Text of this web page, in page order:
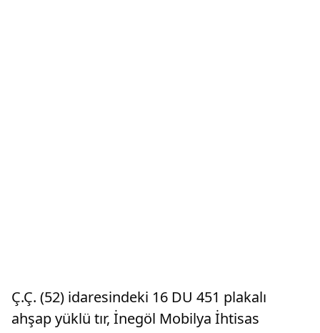
Ç.Ç. (52) idaresindeki 16 DU 451 plakalı
ahşap yüklü tır, İnegöl Mobilya İhtisas